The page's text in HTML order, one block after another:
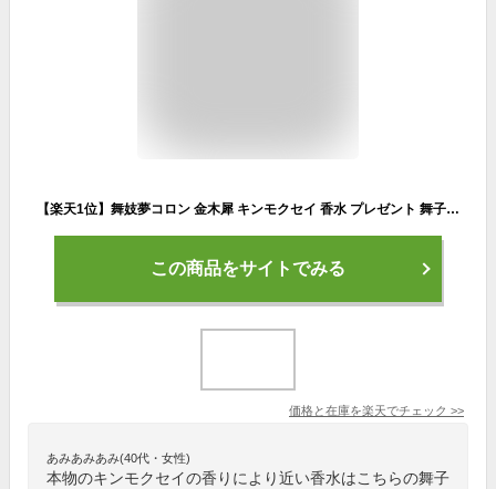
【楽天1位】舞妓夢コロン 金木犀 キンモクセイ 香水 プレゼント 舞子夢コロン 京コスメ 京都限定 オーデコロン きんもくせいの香り 金木犀の香り 女性
この商品をサイトでみる
価格と在庫を楽天でチェック >>
あみあみあみ(40代・女性)
本物のキンモクセイの香りにより近い香水はこちらの舞子